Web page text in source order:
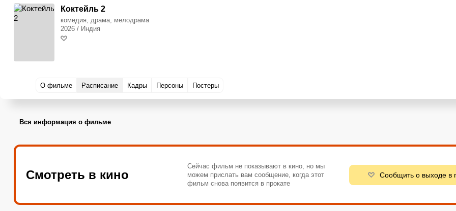
Коктейль 2
комедия, драма, мелодрама
2026 / Индия
О фильме Расписание Кадры Персоны Постеры
Вся информация о фильме
Смотреть в кино
Сейчас фильм не показывают в кино, но мы
можем прислать вам сообщение, когда этот
фильм снова появится в прокате
Сообщить о выходе в